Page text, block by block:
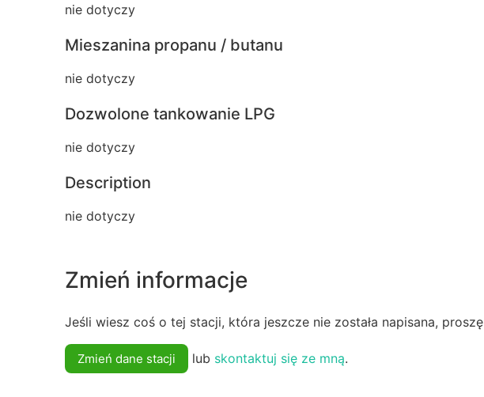
nie dotyczy
Mieszanina propanu / butanu
nie dotyczy
Dozwolone tankowanie LPG
nie dotyczy
Description
nie dotyczy
Zmień informacje
Jeśli wiesz coś o tej stacji, która jeszcze nie została napisana, proszę
Zmień dane stacji lub skontaktuj się ze mną.